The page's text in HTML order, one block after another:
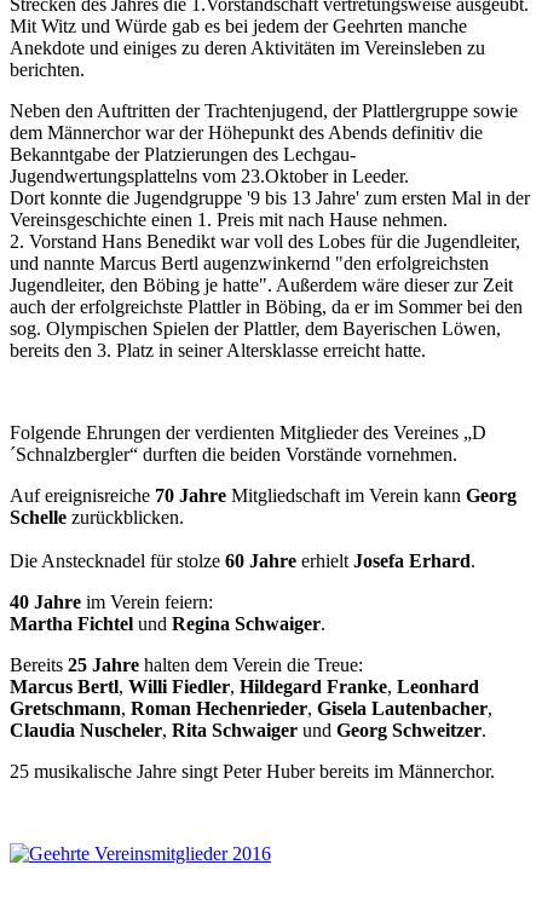
Mit Witz und Würde gab es bei jedem der Geehrten manche
Anekdote und einiges zu deren Aktivitäten im Vereinsleben zu
berichten.
Neben den Auftritten der Trachtenjugend, der Plattlergruppe sowie
dem Männerchor war der Höhepunkt des Abends definitiv die
Bekanntgabe der Platzierungen des Lechgau-
Jugendwertungsplattelns vom 23.Oktober in Leeder.
Dort konnte die Jugendgruppe '9 bis 13 Jahre' zum ersten Mal in der
Vereinsgeschichte einen 1. Preis mit nach Hause nehmen.
2. Vorstand Hans Benedikt war voll des Lobes für die Jugendleiter,
und nannte Marcus Bertl augenzwinkernd "den erfolgreichsten
Jugendleiter, den Böbing je hatte". Außerdem wäre dieser zur Zeit
auch der erfolgreichste Plattler in Böbing, da er im Sommer bei den
sog. Olympischen Spielen der Plattler, dem Bayerischen Löwen,
bereits den 3. Platz in seiner Altersklasse erreicht hatte.
Folgende Ehrungen der verdienten Mitglieder des Vereines „D
´Schnalzbergler“ durften die beiden Vorstände vornehmen.
Auf ereignisreiche 70 Jahre Mitgliedschaft im Verein kann Georg
Schelle zurückblicken.
Die Anstecknadel für stolze 60 Jahre erhielt Josefa Erhard.
40 Jahre im Verein feiern:
Martha Fichtel und Regina Schwaiger.
Bereits 25 Jahre halten dem Verein die Treue:
Marcus Bertl, Willi Fiedler, Hildegard Franke, Leonhard
Gretschmann, Roman Hechenrieder, Gisela Lautenbacher,
Claudia Nuscheler, Rita Schwaiger und Georg Schweitzer.
25 musikalische Jahre singt Peter Huber bereits im Männerchor.